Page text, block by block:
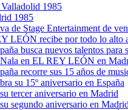
1985
1985
de Stage Entertainment de
LEÓN recibe por todo lo alto
busca nuevos talentos para
en EL REY LEÓN en
recorre sus 15 años de
su 15º aniversario en España
tercer aniversario en Madrid
segundo aniversario en Madrid